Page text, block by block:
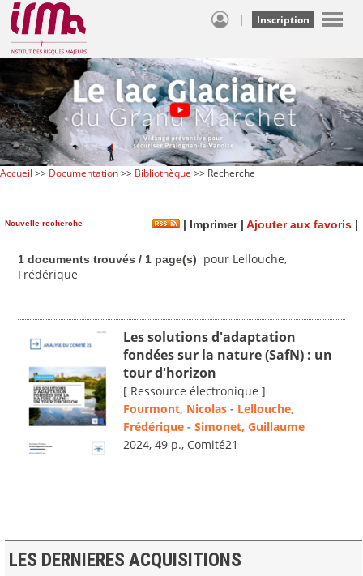
| Inscription
Accueil >> Documentation>> Bibliothèque >> Recherche
Nouvelle recherche | Imprimer| Ajouter aux favoris |
1 documents trouvés / 1 page(s)
pour Lellouche,
Frédérique
Les solutions d'adaptation
fondées sur la nature (SafN) : un
tour d'horizon
[ Ressource électronique ]
Fourmont, Nicolas - Lellouche,
Frédérique - Simonet, Guillaume
2024, 49 p., Comité21
LES DERNIERES ACQUISITIONS